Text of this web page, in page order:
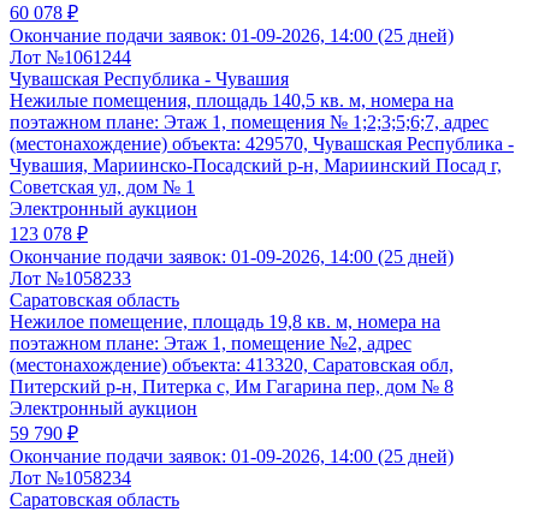
60 078 ₽
Окончание подачи заявок: 01-09-2026, 14:00 (25 дней)
Лот №1061244
Чувашская Республика - Чувашия
Нежилые помещения, площадь 140,5 кв. м, номера на
поэтажном плане: Этаж 1, помещения № 1;2;3;5;6;7, адрес
(местонахождение) объекта: 429570, Чувашская Республика -
Чувашия, Мариинско-Посадский р-н, Мариинский Посад г,
Советская ул, дом № 1
Электронный аукцион
123 078 ₽
Окончание подачи заявок: 01-09-2026, 14:00 (25 дней)
Лот №1058233
Саратовская область
Нежилое помещение, площадь 19,8 кв. м, номера на
поэтажном плане: Этаж 1, помещение №2, адрес
(местонахождение) объекта: 413320, Саратовская обл,
Питерский р-н, Питерка с, Им Гагарина пер, дом № 8
Электронный аукцион
59 790 ₽
Окончание подачи заявок: 01-09-2026, 14:00 (25 дней)
Лот №1058234
Саратовская область